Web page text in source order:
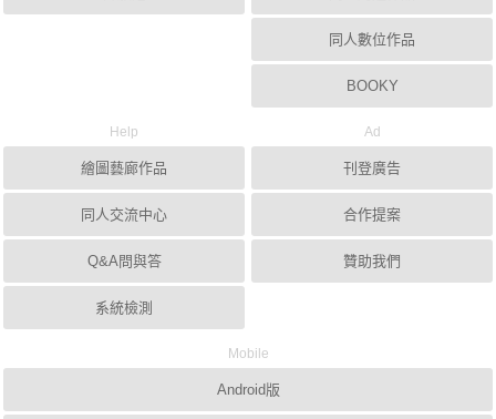
同人數位作品
BOOKY
Help
繪圖藝廊作品
同人交流中心
Q&A問與答
系統檢測
Ad
刊登廣告
合作提案
贊助我們
Mobile
Android版